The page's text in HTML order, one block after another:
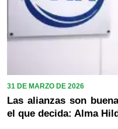
31 DE MARZO DE 2026
Las alianzas son
el que decida: Alma